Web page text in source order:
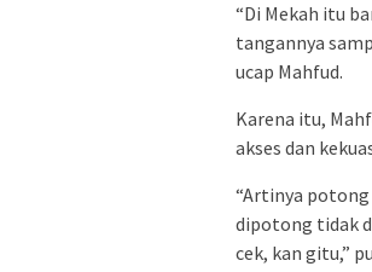
“Di Mekah itu
tangannya
ucap Mahfud.
Karena itu,
akses dan
“Artinya
dipotong tidak
cek, kan gitu,”